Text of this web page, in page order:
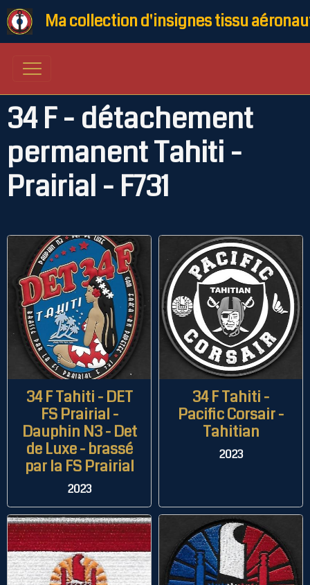
Ma collection d'insignes tissu
34 F - détachement
permanent Tahiti -
Prairial - F731
34 F Tahiti - DET
FS Prairial -
Dauphin N3 - Det
de Luxe - brassé
par la FS Prairial
2023
34 F Tahiti -
Pacific Corsair -
Tahitian
2023